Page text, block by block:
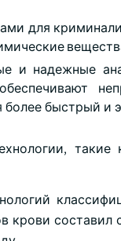
для
и надежные
быстрый
такие
крови